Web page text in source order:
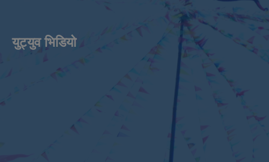
युट्युव भिडियाे